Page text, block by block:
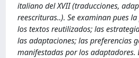
italiano del XVII (traducciones,
reescrituras..). Se examinan pues
los textos reutilizados; las
las adaptaciones; las preferencias
manifestadas por los adaptadores.